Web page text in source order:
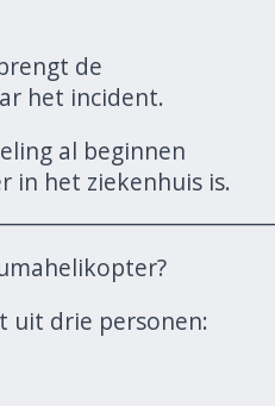
de
het incident.
al beginnen
in het ziekenhuis is.
uit drie personen: